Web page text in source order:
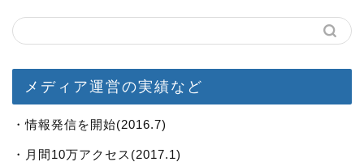
メディア運営の実績など
・情報発信を開始(2016.7)
・月間10万アクセス(2017.1)